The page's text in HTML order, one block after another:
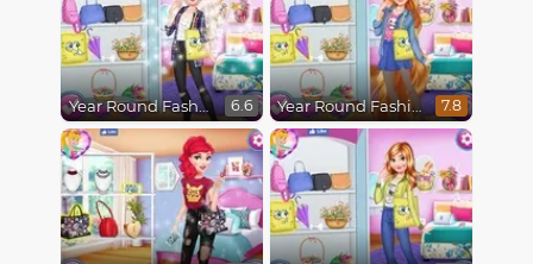
Year Round Fashionista Elsa 6.6 Year Round Fashionista Rapunzel 7.8